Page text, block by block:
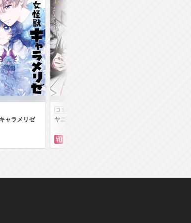
ャラメリゼ
コミック
ヤニねこ